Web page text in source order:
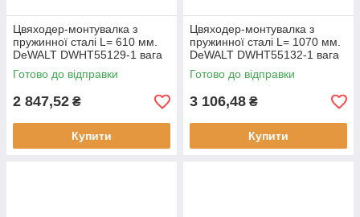
Цвяходер-монтувалка з
пружинної сталі L= 610 мм.
DeWALT DWHT55129-1 вага
1.99 кг нове з прогумованою
рукояткою
Готово до відправки
2 847,52 ₴
Купити
Цвяходер-монтувалка з
пружинної сталі L= 1070 мм.
DeWALT DWHT55132-1 вага
3.37 кг нове прогумована
рукоятка
Готово до відправки
3 106,48 ₴
Купити